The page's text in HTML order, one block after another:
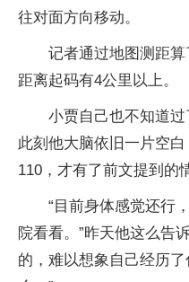
往对面方向移动。
记者通过地图测距算
距离起码有4公里以上。
小贾自己也不知道过
此刻他大脑依旧一片空
110，才有了前文提到的
“目前身体感觉还行
院看看。”昨天他这么告
的，难以想象自己经历